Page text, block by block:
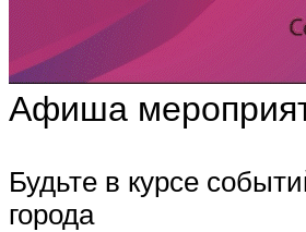
Афиша
Будьте в курсе
города